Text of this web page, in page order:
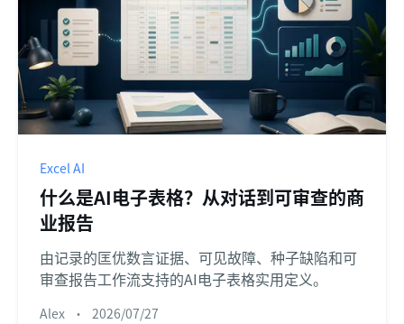
Excel AI
什么是AI电子表格？从对话到可审查的商
业报告
由记录的匡优数言证据、可见故障、种子缺陷和可
审查报告工作流支持的AI电子表格实用定义。
Alex • 2026/07/27